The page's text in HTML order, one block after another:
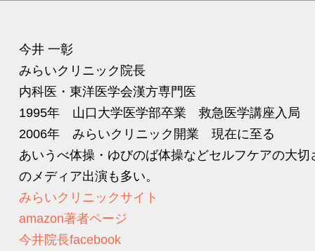
今井 一彰
みらいクリニック院長
内科医・東洋医学会漢方専門医
1995年 山口大学医学部卒業 救急医学講座入局
2006年 みらいクリニック開業 現在に至る
あいうべ体操・ゆびのば体操などセルフケアの大
のメディア出演も多い。
みらいクリニックサイト
amazon著者ページ
今井院長facebook